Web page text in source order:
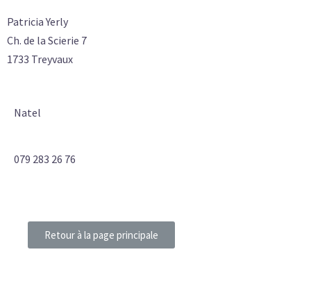
Patricia Yerly
Ch. de la Scierie 7
1733 Treyvaux
Natel
079 283 26 76
Retour à la page principale